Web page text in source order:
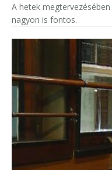
A hetek
nagyon is fontos.